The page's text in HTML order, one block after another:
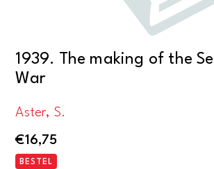
1939. The making of the
War
Aster, S.
€16,75
BESTEL